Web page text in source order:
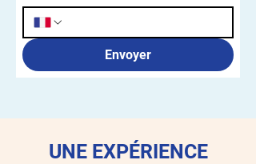
Envoyer
UNE EXPÉRIENCE